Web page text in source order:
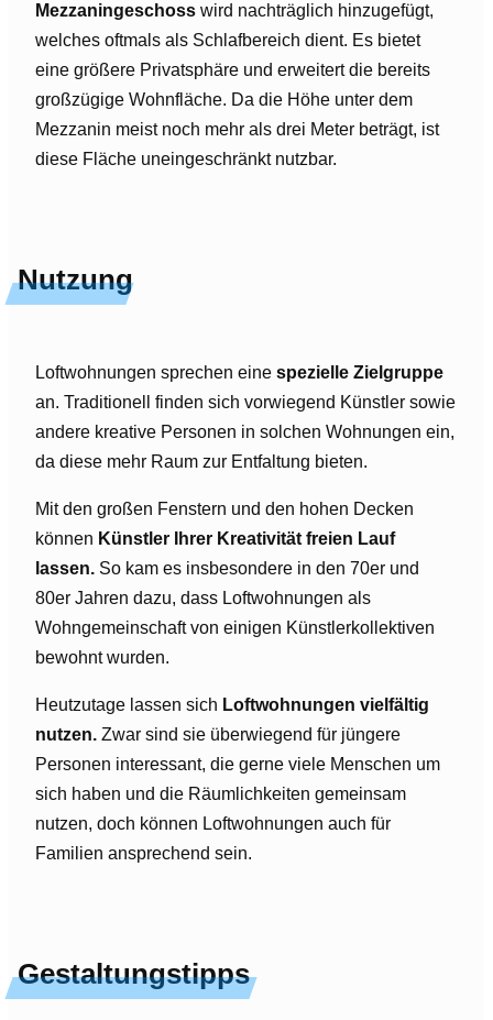
Mezzaningeschoss wird nachträglich hinzugefügt,
welches oftmals als Schlafbereich dient. Es bietet
eine größere Privatsphäre und erweitert die bereits
großzügige Wohnfläche. Da die Höhe unter dem
Mezzanin meist noch mehr als drei Meter beträgt, ist
diese Fläche uneingeschränkt nutzbar.
Nutzung
Loftwohnungen sprechen eine spezielle Zielgruppe
an. Traditionell finden sich vorwiegend Künstler sowie
andere kreative Personen in solchen Wohnungen ein,
da diese mehr Raum zur Entfaltung bieten.
Mit den großen Fenstern und den hohen Decken
können Künstler Ihrer Kreativität freien Lauf
lassen. So kam es insbesondere in den 70er und
80er Jahren dazu, dass Loftwohnungen als
Wohngemeinschaft von einigen Künstlerkollektiven
bewohnt wurden.
Heutzutage lassen sich Loftwohnungen vielfältig
nutzen. Zwar sind sie überwiegend für jüngere
Personen interessant, die gerne viele Menschen um
sich haben und die Räumlichkeiten gemeinsam
nutzen, doch können Loftwohnungen auch für
Familien ansprechend sein.
Gestaltungstipps